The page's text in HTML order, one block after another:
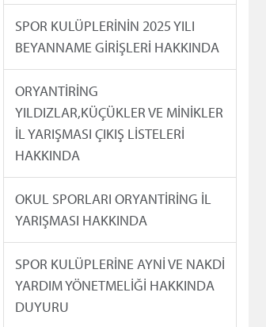
SPOR KULÜPLERİNİN 2025 YILI
BEYANNAME GİRİŞLERİ HAKKINDA
ORYANTİRİNG
YILDIZLAR,KÜÇÜKLER VE MİNİKLER
İL YARIŞMASI ÇIKIŞ LİSTELERİ
HAKKINDA
OKUL SPORLARI ORYANTİRİNG İL
YARIŞMASI HAKKINDA
SPOR KULÜPLERİNE AYNİ VE NAKDİ
YARDIM YÖNETMELİĞİ HAKKINDA
DUYURU